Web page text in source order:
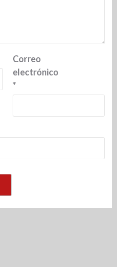
Correo
electrónico
*